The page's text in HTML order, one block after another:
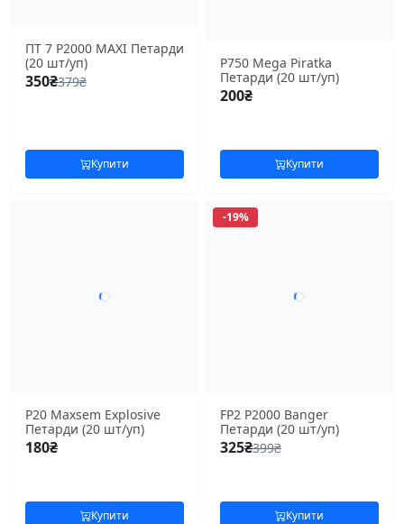
ПТ 7 P2000 MAXI Петарди
(20 шт/уп)
350₴379₴
Купити
P750 Mega Piratka
Петарди (20 шт/уп)
200₴
Купити
P20 Maxsem Explosive
Петарди (20 шт/уп)
180₴
Купити
-19%
FP2 Р2000 Banger
Петарди (20 шт/уп)
325₴399₴
Купити